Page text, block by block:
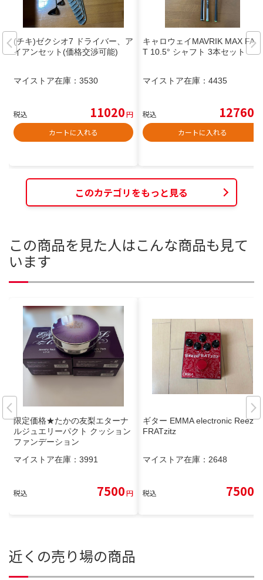
(チキ)ゼクシオ7 ドライバー、ア
イアンセット(価格交渉可能)
マイストア在庫： 3530
税込 11020円
カートに入れる
キャロウェイMAVRIK MAX FAS
T 10.5° シャフト 3本セット
マイストア在庫： 4435
税込 12760
カートに入れる
このカテゴリをもっと見る
この商品を見た人はこんな商品も見て
います
限定価格★たかの友梨エターナ
ルジュエリーパクト クッション
ファンデーション
マイストア在庫： 3991
税込 7500円
ギター EMMA electronic Reeza
FRATzitz
マイストア在庫： 2648
税込 7500
近くの売り場の商品